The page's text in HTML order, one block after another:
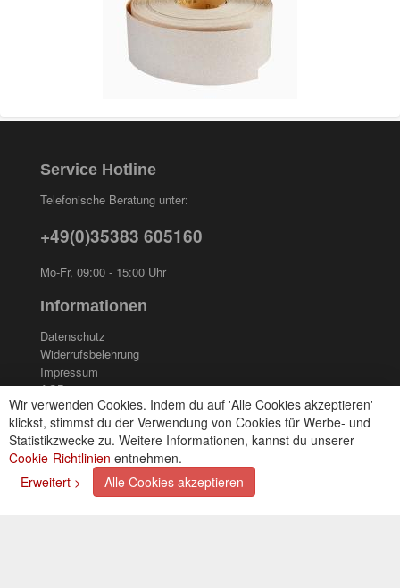
Wir verwenden Cookies. Indem du auf 'Alle Cookies akzeptieren'
klickst, stimmst du der Verwendung von Cookies für Werbe- und
Statistikzwecke zu. Weitere Informationen, kannst du unserer
Cookie-Richtlinien entnehmen.
Erweitert >
Alle Cookies akzeptieren
Service Hotline
Telefonische Beratung unter:
+49(0)35383 605160
Mo-Fr, 09:00 - 15:00 Uhr
Informationen
Datenschutz
Widerrufsbelehrung
Impressum
AGB
Kontakt
Cookies einstellungen
Zahlungsarten